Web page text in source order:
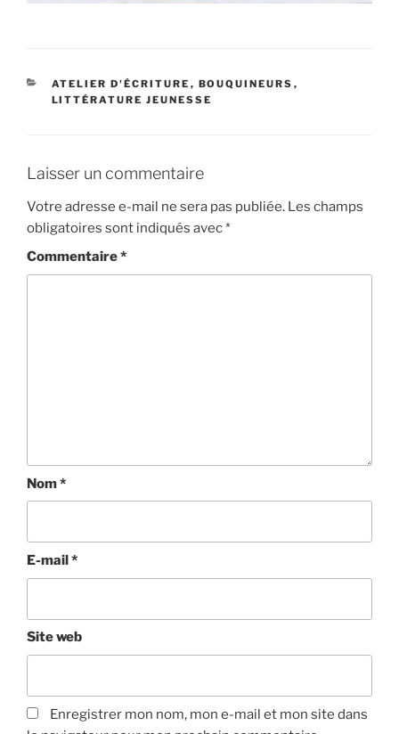
CATÉGORIES
ATELIER D'ÉCRITURE , BOUQUINEURS ,
LITTÉRATURE JEUNESSE
Laisser un commentaire
Votre adresse e-mail ne sera pas publiée. Les champs
obligatoires sont indiqués avec*
Commentaire*
Nom*
E-mail*
Site web
Enregistrer mon nom, mon e-mail et mon site dans